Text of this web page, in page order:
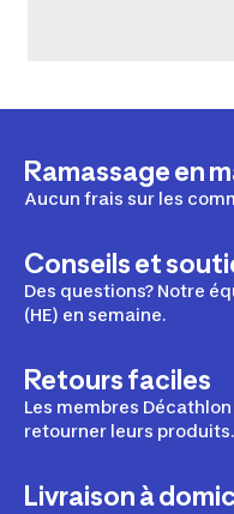
Ramassage en
Aucun frais sur les
Conseils et
Des questions? Notre
(HE) en semaine.
Retours faciles
Les membres
retourner leurs produits.
Livraison à